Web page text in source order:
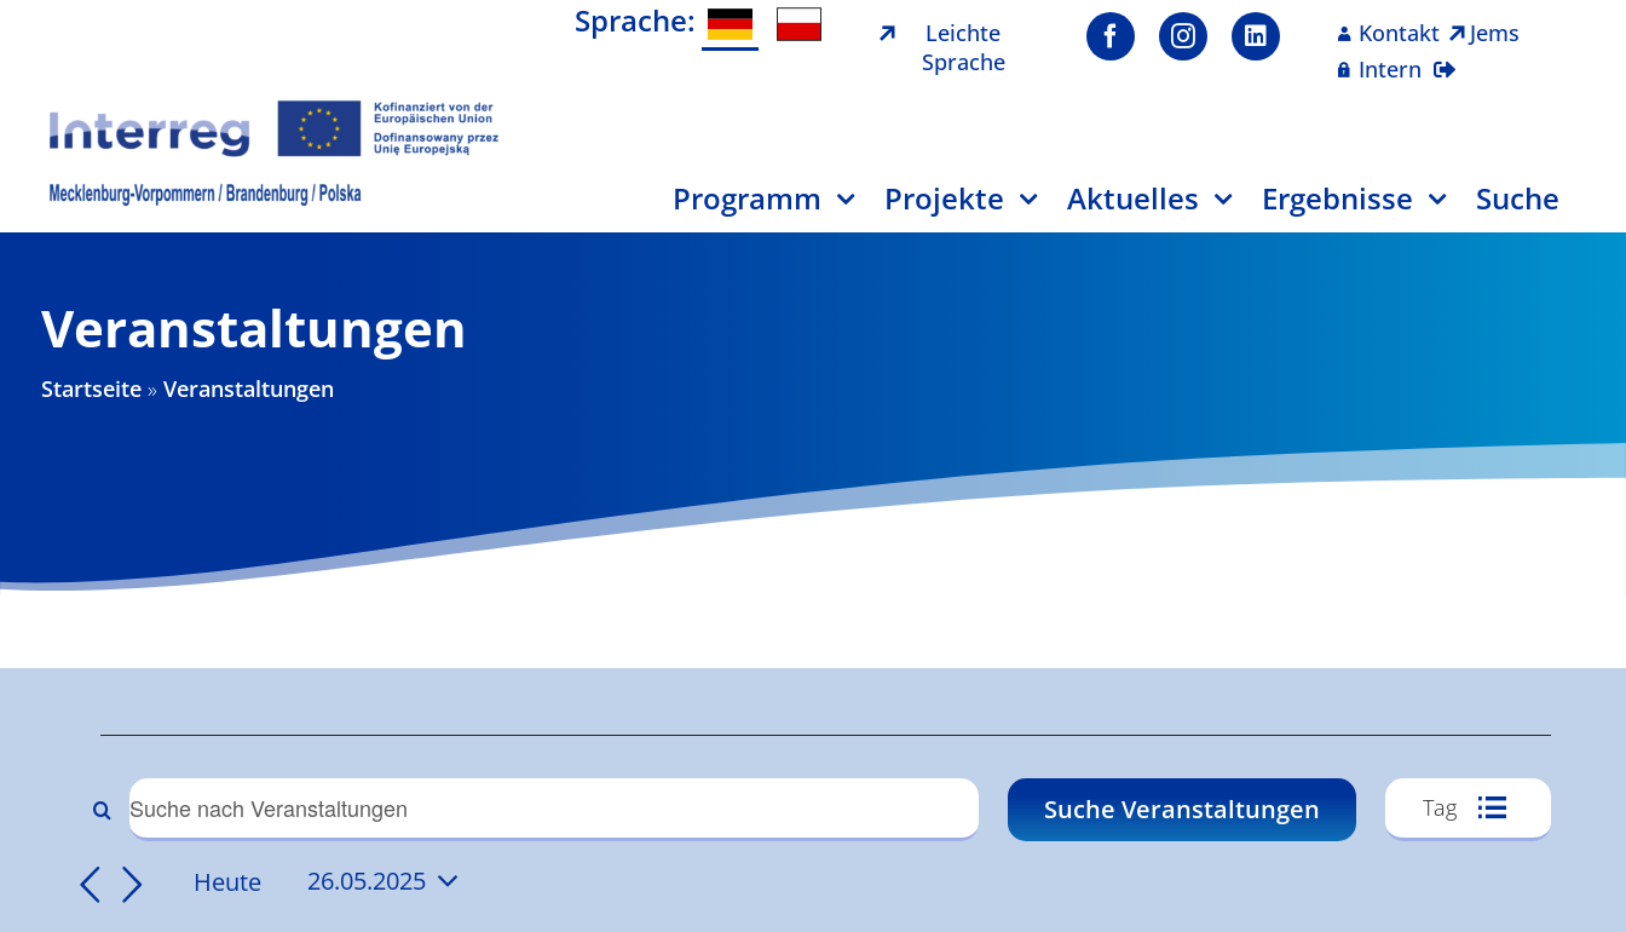
Sprache:
Leichte
Sprache
Kontakt
Jems
Intern
Programm Projekte Aktuelles Ergebnisse Suche
Veranstaltungen
Startseite »Veranstaltungen
Veranstaltungen
für
26.05.2025
Veranstaltungen
Suche
Bitte
eingeben.
Suche Veranstaltungen Tag
Heute 26.05.2025